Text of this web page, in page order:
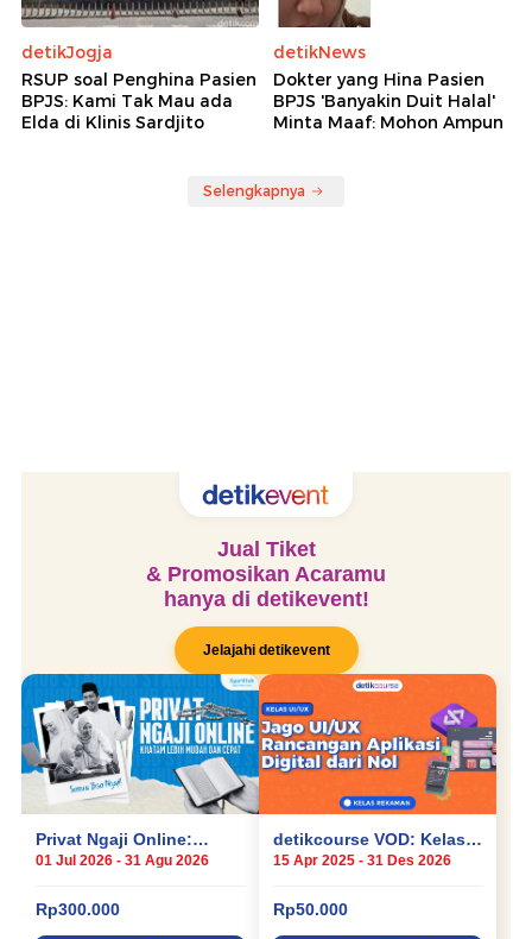
detikJogja
RSUP soal Penghina Pasien
BPJS: Kami Tak Mau ada
Elda di Klinis Sardjito
detikNews
Dokter yang Hina Pasien
BPJS 'Banyakin Duit Halal'
Minta Maaf: Mohon Ampun
Selengkapnya